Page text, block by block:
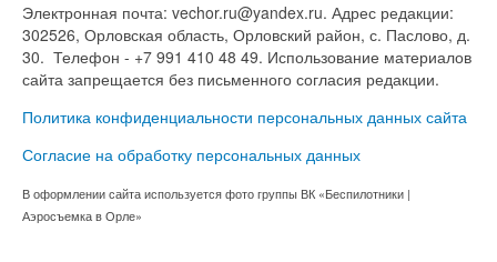
Электронная почта: vechor.ru@yandex.ru. Адрес редакции:
302526, Орловская область, Орловский район, с. Паслово, д.
30. Телефон - +7 991 410 48 49. Использование материалов
сайта запрещается без письменного согласия редакции.
Политика конфиденциальности персональных данных сайта
Согласие на обработку персональных данных
В оформлении сайта используется фото группы ВК «Беспилотники |
Аэросъемка в Орле»